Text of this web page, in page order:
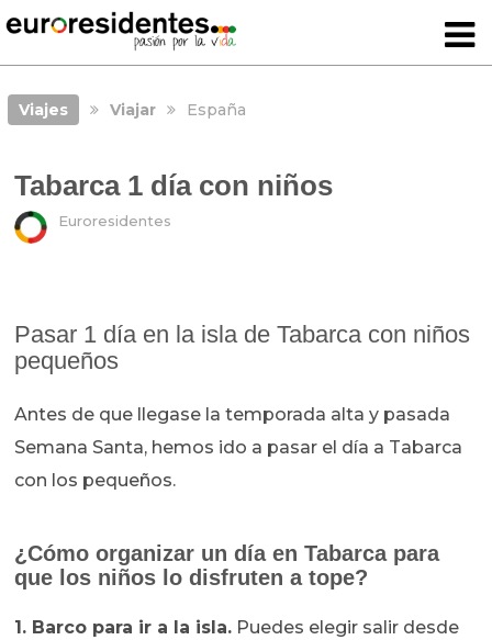
Viajes Viajar España
Tabarca 1 día con niños
Euroresidentes
Pasar 1 día en la isla de Tabarca con niños
pequeños
Antes de que llegase la temporada alta y pasada
Semana Santa, hemos ido a pasar el día a Tabarca
con los pequeños.
¿Cómo organizar un día en Tabarca para
que los niños lo disfruten a tope?
1. Barco para ir a la isla. Puedes elegir salir desde